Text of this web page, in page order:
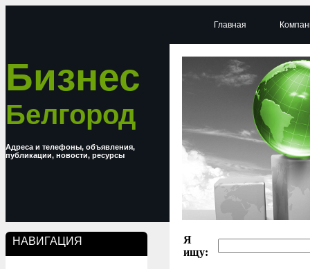
Бизнес
Белгород
Адреса и телефоны, объявления,
публикации, новости, ресурсы
НАВИГАЦИЯ
Главная
Я
ищу: